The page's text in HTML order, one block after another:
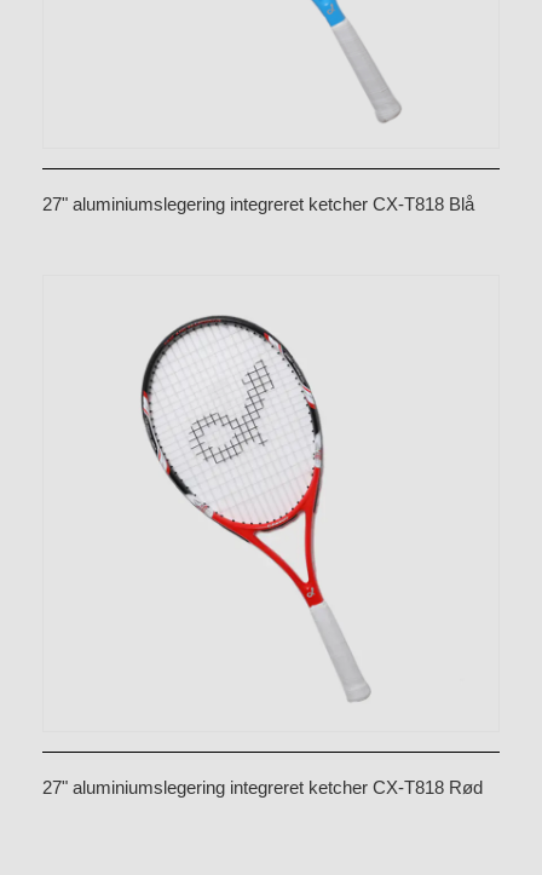
27" aluminiumslegering integreret ketcher CX-T818 Blå
27" aluminiumslegering integreret ketcher CX-T818 Rød